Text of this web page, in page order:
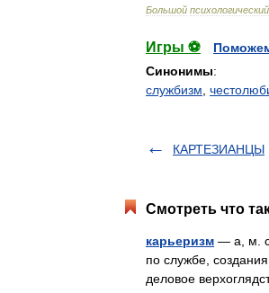
Большой психологический
Игры ⚽
Синонимы:
службизм
КАРТЕЗИАНЦЫ
Смотреть что
карьеризм — а, м.
по службе,
деловое